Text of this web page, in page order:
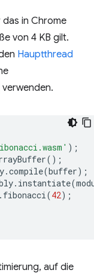
das in Chrome
von 4 KB gilt.
Hauptthread
verwenden.
);
();
.compile(buffer);
. instantiate(
. fibonacci(42);
auf die